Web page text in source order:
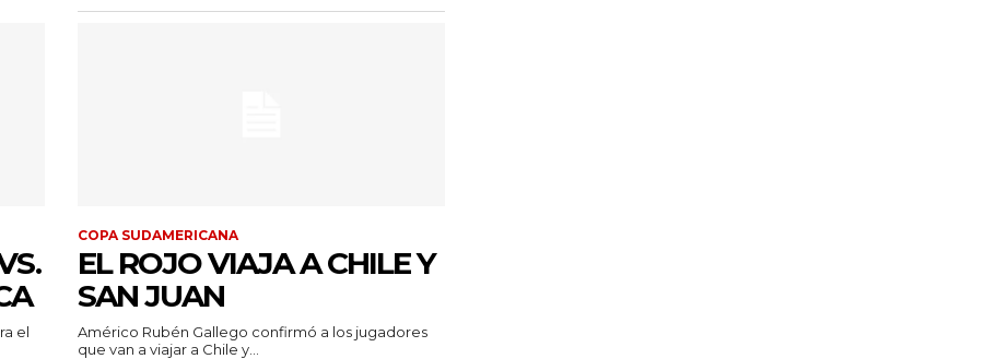
el
COPA SUDAMERICANA
EL ROJO VIAJA A CHILE Y
SAN JUAN
Américo Rubén Gallego confirmó a los jugadores
que van a viajar a Chile y...